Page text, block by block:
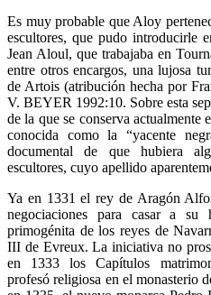
Es muy probable que Aloy
escultores, que pudo introducirle
Jean Aloul, que trabajaba en
entre otros encargos, una lujosa
de Artois (atribución hecha por
V. BEYER 1992:10. Sobre esta
de la que se conserva actualmente
conocida como la “yacente
documental de que hubiera
escultores, cuyo apellido
Ya en 1331 el rey de Aragón
negociaciones para casar a su
primogénita de los reyes de
III de Evreux. La iniciativa no
en 1333 los Capítulos
profesó religiosa en el monasterio